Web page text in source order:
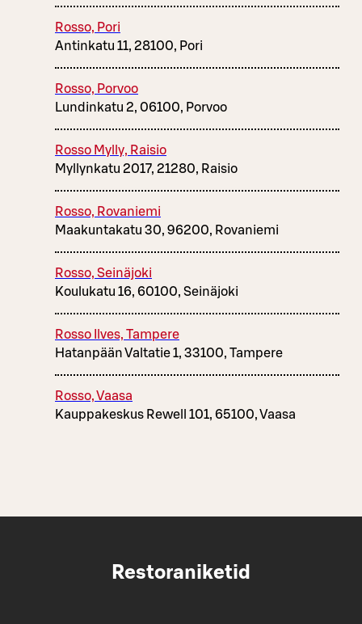
Rosso, Pori
Antinkatu 11, 28100, Pori
Rosso, Porvoo
Lundinkatu 2, 06100, Porvoo
Rosso Mylly, Raisio
Myllynkatu 2017, 21280, Raisio
Rosso, Rovaniemi
Maakuntakatu 30, 96200, Rovaniemi
Rosso, Seinäjoki
Koulukatu 16, 60100, Seinäjoki
Rosso Ilves, Tampere
Hatanpään Valtatie 1, 33100, Tampere
Rosso, Vaasa
Kauppakeskus Rewell 101, 65100, Vaasa
Restoraniketid